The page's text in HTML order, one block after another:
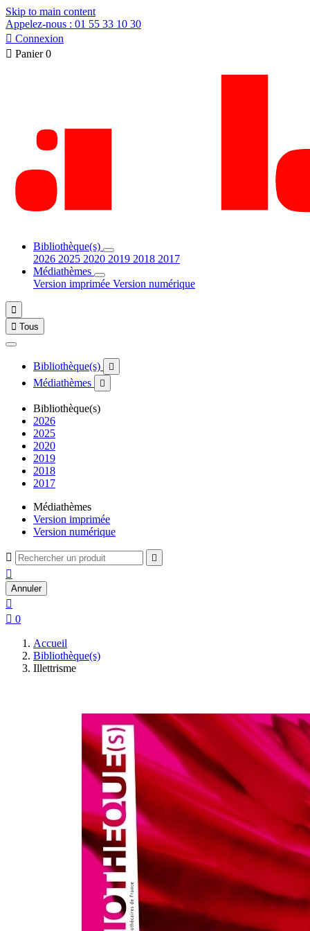
Skip to main content
Appelez-nous : 01 55 33 10 30
 Connexion
 Panier 0
Bibliothèque(s)
2026 2025 2020 2019 2018 2017
Médiathèmes
Version imprimée Version numérique

 Tous
Bibliothèque(s) 
Médiathèmes 
Bibliothèque(s)
2026
2025
2020
2019
2018
2017
Médiathèmes
Version imprimée
Version numérique
 

Annuler

 0
Accueil
Bibliothèque(s)
Illettrisme